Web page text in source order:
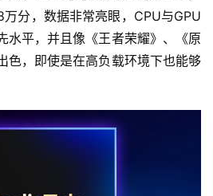
分，数据非常亮眼，CPU与GPU
水平，并且像《王者荣耀》、《原
色，即使是在高负载环境下也能够